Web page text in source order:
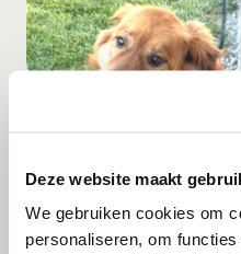
Deze website maakt
We gebruiken cookies om
personaliseren, om